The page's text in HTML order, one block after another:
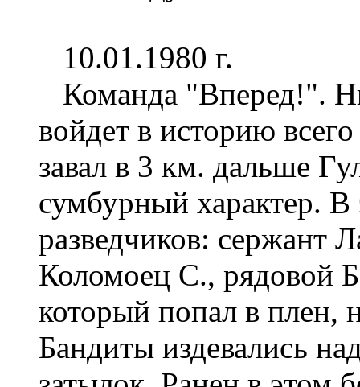
10.01.1980 г.
Команда "Вперед!".
войдет в историю
завал в 3 км. дальше
сумбурный характер. В
разведчиков: сержант
Коломоец С., рядовой
который попал в плен,
Бандиты издевались